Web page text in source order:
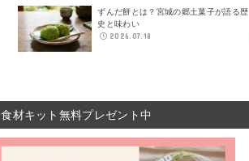
ずんだ餅とは？宮城の郷土菓子が語る歴
史と味わい
2026.07.18
食材キット無料プレゼント中